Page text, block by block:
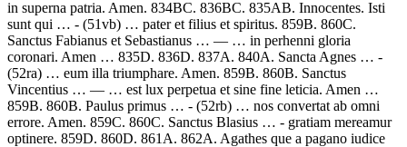
in superna patria. Amen. 834BC. 836BC. 835AB. Innocentes. Isti
sunt qui … - (51vb) … pater et filius et spiritus. 859B. 860C.
Sanctus Fabianus et Sebastianus … — … in perhenni gloria
coronari. Amen … 835D. 836D. 837A. 840A. Sancta Agnes … -
(52ra) … eum illa triumphare. Amen. 859B. 860B. Sanctus
Vincentius … — … est lux perpetua et sine fine leticia. Amen …
859B. 860B. Paulus primus … - (52rb) … nos convertat ab omni
errore. Amen. 859C. 860C. Sanctus Blasius … - gratiam mereamur
optinere. 859D. 860D. 861A. 862A. Agathes que a pagano iudice